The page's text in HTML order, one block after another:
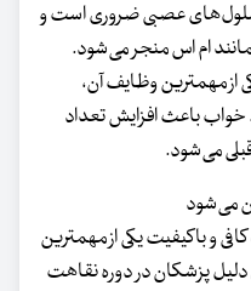
عصبی ضروری است و
ام اس منجر می‌شود.
از مهمترین وظایف آن،
باعث افزایش تعداد
می‌شود.
می‌شود
و باکیفیت یکی از مهمترین
پزشکان در دوره نقاهت